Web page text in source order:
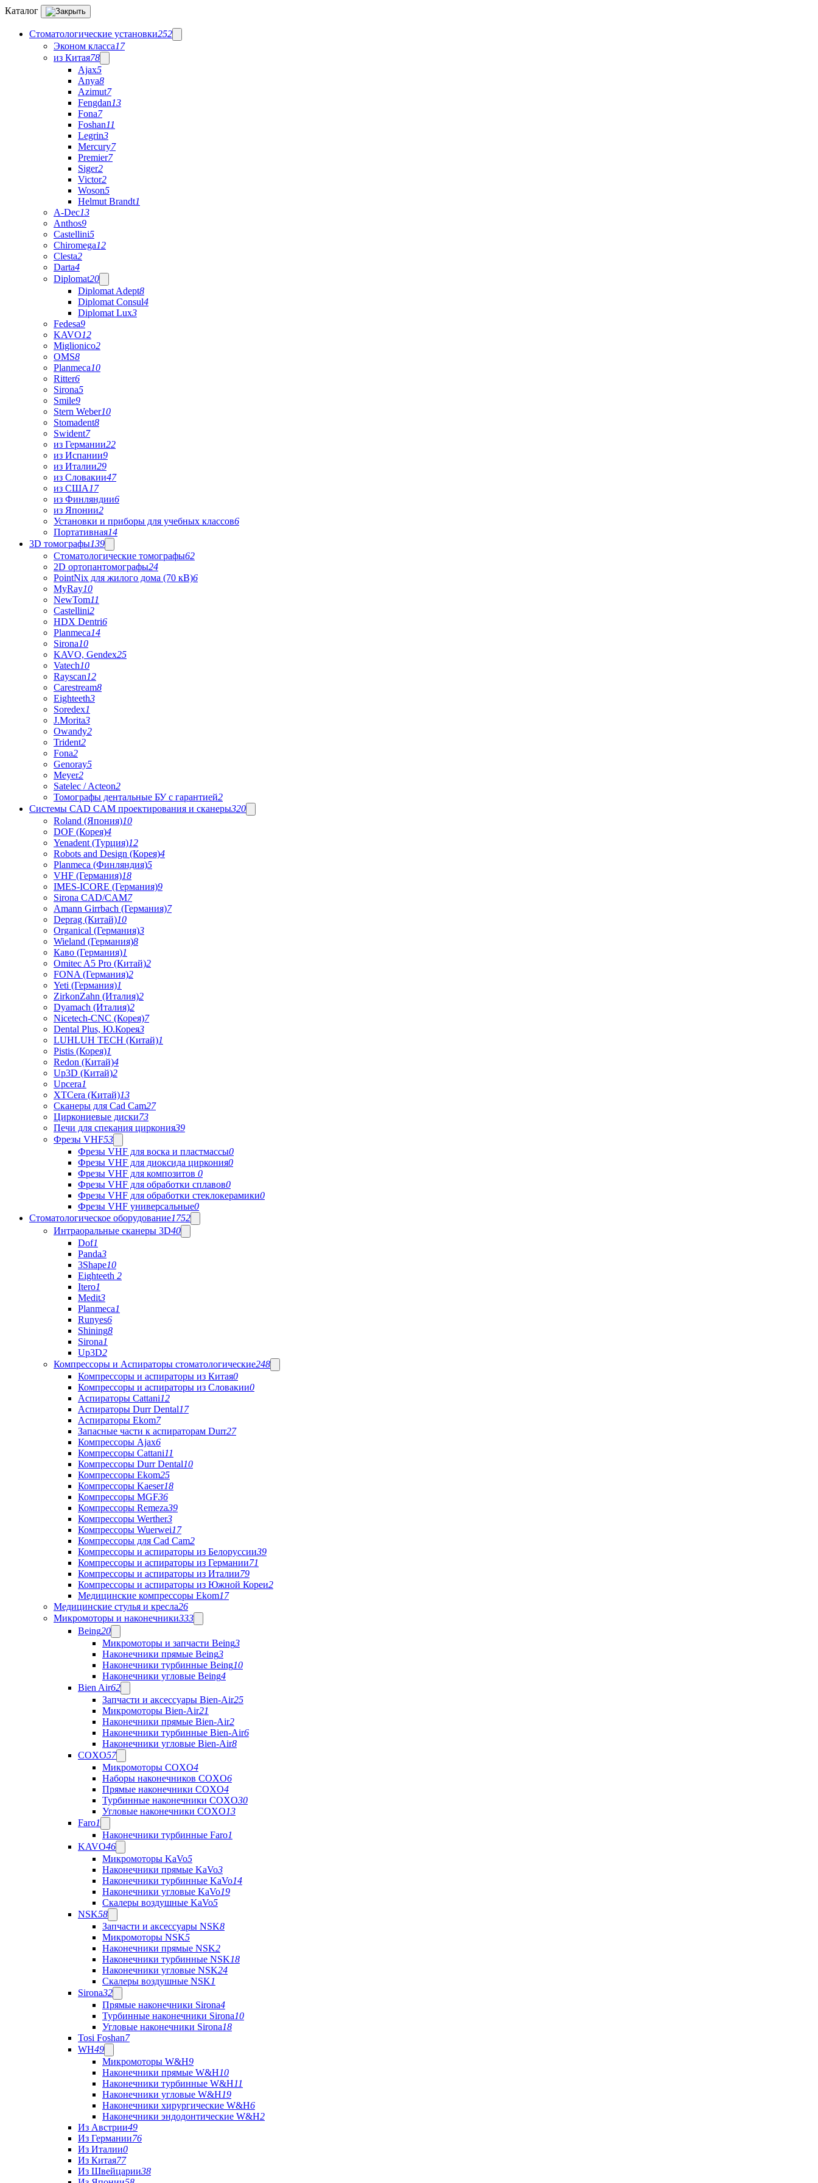
Каталог
Стоматологические установки252
Эконом класса17
из Китая78
Ajax5
Anya8
Azimut7
Fengdan13
Fona7
Foshan11
Legrin3
Mercury7
Premier7
Siger2
Victor2
Woson5
Helmut Brandt1
A-Dec13
Anthos9
Castellini5
Chiromega12
Clesta2
Darta4
Diplomat20
Diplomat Adept8
Diplomat Consul4
Diplomat Lux3
Fedesa9
KAVO12
Miglionico2
OMS8
Planmeca10
Ritter6
Sirona5
Smile9
Stern Weber10
Stomadent8
Swident7
из Германии22
из Испании9
из Италии29
из Словакии47
из США 17
из Финляндии6
из Японии2
Установки и приборы для учебных классов6
Портативная14
3D томографы139
Стоматологические томографы62
2D ортопантомографы24
PointNix для жилого дома (70 кВ)6
MyRay10
NewTom11
Castellini2
HDX Dentri6
Planmeca14
Sirona10
KAVO, Gendex25
Vatech10
Rayscan12
Carestream8
Eighteeth3
Soredex1
J.Morita3
Owandy2
Trident2
Fona2
Genoray5
Meyer2
Satelec / Acteon2
Томографы дентальные БУ с гарантией2
Системы CAD CAM проектирования и сканеры320
Roland (Япония)10
DOF (Корея)4
Yenadent (Турция)12
Robots and Design (Корея)4
Planmeca (Финляндия)5
VHF (Германия)18
IMES-ICORE (Германия)9
Sirona CAD/CAM7
Amann Girrbach (Германия)7
Deprag (Китай)10
Organical (Германия)3
Wieland (Германия)8
Каво (Германия)1
Omitec A5 Pro (Китай)2
FONA (Германия)2
Yeti (Германия)1
ZirkonZahn (Италия)2
Dyamach (Италия)2
Nicetech-CNC (Корея)7
Dental Plus, Ю.Корея3
LUHLUH TECH (Китай)1
Pistis (Корея)1
Redon (Китай)4
Up3D (Китай)2
Upcera1
XTCera (Китай)13
Сканеры для Cad Cam27
Циркониевые диски73
Печи для спекания циркония39
Фрезы VHF53
Фрезы VHF для воска и пластмассы0
Фрезы VHF для диоксида циркония0
Фрезы VHF для композитов 0
Фрезы VHF для обработки сплавов0
Фрезы VHF для обработки стеклокерамики0
Фрезы VHF универсальные0
Стоматологическое оборудование1752
Интраоральные сканеры 3D40
Dof1
Panda3
3Shape10
Eighteeth 2
Itero1
Medit3
Planmeca1
Runyes6
Shining8
Sirona1
Up3D2
Компрессоры и Аспираторы стоматологические248
Компрессоры и аспираторы из Китая0
Компрессоры и аспираторы из Словакии0
Аспираторы Cattani12
Аспираторы Durr Dental17
Аспираторы Ekom7
Запасные части к аспираторам Durr27
Компрессоры Ajax6
Компрессоры Cattani11
Компрессоры Durr Dental10
Компрессоры Ekom25
Компрессоры Kaeser18
Компрессоры MGF36
Компрессоры Remeza39
Компрессоры Werther3
Компрессоры Wuerwei17
Компрессоры для Cad Cam2
Компрессоры и аспираторы из Белоруссии39
Компрессоры и аспираторы из Германии71
Компрессоры и аспираторы из Италии79
Компрессоры и аспираторы из Южной Кореи2
Медицинские компрессоры Ekom17
Медицинские стулья и кресла26
Микромоторы и наконечники333
Being20
Микромоторы и запчасти Being3
Наконечники прямые Being3
Наконечники турбинные Being10
Наконечники угловые Being4
Bien Air62
Запчасти и аксессуары Bien-Air25
Микромоторы Bien-Air21
Наконечники прямые Bien-Air2
Наконечники турбинные Bien-Air6
Наконечники угловые Bien-Air8
COXO57
Микромоторы COXO4
Наборы наконечников COXO6
Прямые наконечники COXO4
Турбинные наконечники COXO30
Угловые наконечники COXO13
Faro1
Наконечники турбинные Faro1
KAVO46
Микромоторы KaVo5
Наконечники прямые KaVo3
Наконечники турбинные KaVo14
Наконечники угловые KaVo19
Скалеры воздушные KaVo5
NSK58
Запчасти и аксессуары NSK8
Микромоторы NSK5
Наконечники прямые NSK2
Наконечники турбинные NSK18
Наконечники угловые NSK24
Скалеры воздушные NSK1
Sirona32
Прямые наконечники Sirona4
Турбинные наконечники Sirona10
Угловые наконечники Sirona18
Tosi Foshan7
WH49
Микромоторы W&H9
Наконечники прямые W&H10
Наконечники турбинные W&H11
Наконечники угловые W&H19
Наконечники хирургические W&H6
Наконечники эндодонтические W&H2
Из Австрии49
Из Германии76
Из Италии0
Из Китая77
Из Швейцарии38